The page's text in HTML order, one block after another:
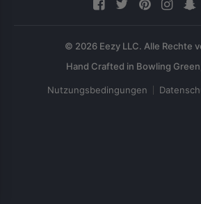
© 2026 Eezy LLC. Alle Rechte
Nutzungsbedingungen